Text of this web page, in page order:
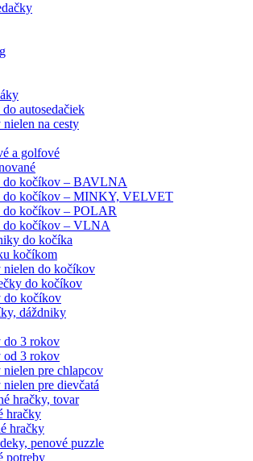
autosedačiek
na cesty
a golfové
do kočíkov – BAVLNA
do kočíkov – MINKY, VELVET
do kočíkov – POLAR
do kočíkov – VLNA
do kočíka
kočíkom
nielen do kočíkov
do kočíkov
kočíkov
dáždniky
do 3 rokov
od 3 rokov
pre chlapcov
pre dievčatá
hračky, tovar
hračky
hračky
penové puzzle
potreby